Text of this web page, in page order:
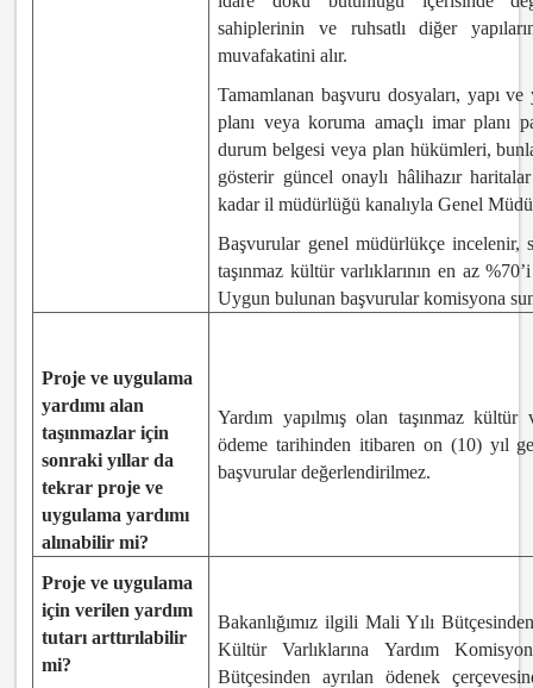
sahiplerinin ve ruhsatlı diğer
muvafakatini alır.
Tamamlanan başvuru dosyaları, yapı
planı veya koruma amaçlı imar planı
durum belgesi veya plan hükümleri,
gösterir güncel onaylı hâlihazır
kadar il müdürlüğü kanalıyla Genel
Başvurular genel müdürlükçe
taşınmaz kültür varlıklarının en az
Uygun bulunan başvurular komisyona
Proje ve uygulama
yardımı alan
taşınmazlar için
sonraki yıllar da
tekrar proje ve
uygulama yardımı
alınabilir mi?
Yardım yapılmış olan taşınmaz kültür
ödeme tarihinden itibaren on (10) yıl
başvurular değerlendirilmez.
Proje ve uygulama
için verilen yardım
tutarı arttırılabilir
mi?
Bakanlığımız ilgili Mali Yılı
Kültür Varlıklarına Yardım
Bütçesinden ayrılan ödenek